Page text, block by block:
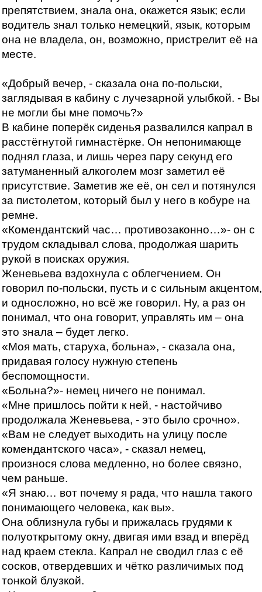
препятствием, знала она, окажется язык; если
водитель знал только немецкий, язык, которым
она не владела, он, возможно, пристрелит её на
месте.
«Добрый вечер, - сказала она по-польски,
заглядывая в кабину с лучезарной улыбкой. - Вы
не могли бы мне помочь?»
В кабине поперёк сиденья развалился капрал в
расстёгнутой гимнастёрке. Он непонимающе
поднял глаза, и лишь через пару секунд его
затуманенный алкоголем мозг заметил её
присутствие. Заметив же её, он сел и потянулся
за пистолетом, который был у него в кобуре на
ремне.
«Комендантский час… противозаконно…»- он с
трудом складывал слова, продолжая шарить
рукой в поисках оружия.
Женевьева вздохнула с облегчением. Он
говорил по-польски, пусть и с сильным акцентом,
и односложно, но всё же говорил. Ну, а раз он
понимал, что она говорит, управлять им – она
это знала – будет легко.
«Моя мать, старуха, больна», - сказала она,
придавая голосу нужную степень
беспомощности.
«Больна?»- немец ничего не понимал.
«Мне пришлось пойти к ней, - настойчиво
продолжала Женевьева, - это было срочно».
«Вам не следует выходить на улицу после
комендантского часа», - сказал немец,
произнося слова медленно, но более связно,
чем раньше.
«Я знаю… вот почему я рада, что нашла такого
понимающего человека, как вы».
Она облизнула губы и прижалась грудями к
полуоткрытому окну, двигая ими взад и вперёд
над краем стекла. Капрал не сводил глаз с её
сосков, отвердевших и чётко различимых под
тонкой блузкой.